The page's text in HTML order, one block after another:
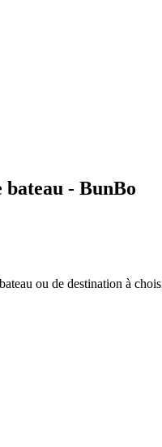
- BunBo
ou de destination à